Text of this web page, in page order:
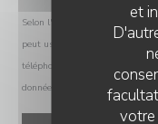
et
votre
Selon l'article L.223-2 du code
peut user de son droit à
téléphonique Bloctel :
données, consultez notre